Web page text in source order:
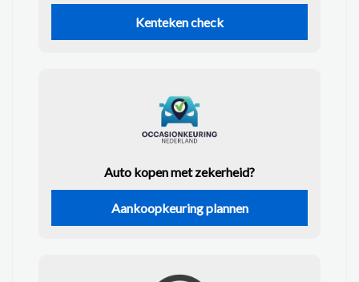
Kenteken check
Auto kopen met zekerheid?
Aankoopkeuring plannen